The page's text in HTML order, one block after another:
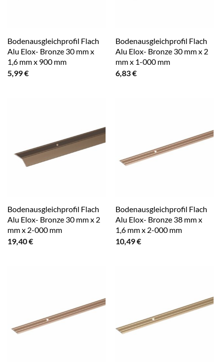
Bodenausgleichprofil Flach
Alu Elox- Bronze 30 mm x
1,6 mm x 900 mm
5,99€
Bodenausgleichprofil Flach
Alu Elox- Bronze 30 mm x 2
mm x 1-000 mm
6,83€
Bodenausgleichprofil Flach
Alu Elox- Bronze 30 mm x 2
mm x 2-000 mm
19,40€
Bodenausgleichprofil Flach
Alu Elox- Bronze 38 mm x
1,6 mm x 2-000 mm
10,49€